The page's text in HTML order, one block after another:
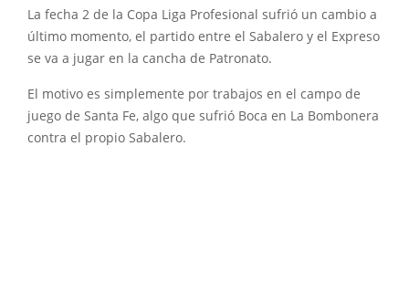
La fecha 2 de la Copa Liga Profesional sufrió un cambio a
último momento, el partido entre el Sabalero y el Expreso
se va a jugar en la cancha de Patronato.
El motivo es simplemente por trabajos en el campo de
juego de Santa Fe, algo que sufrió Boca en La Bombonera
contra el propio Sabalero.